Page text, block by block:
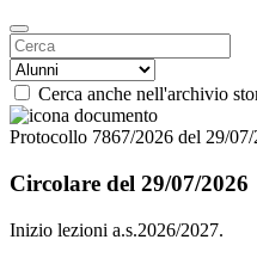
Cerca anche nell'archivio
Protocollo 7867/2026 del 29/
Circolare del 29/07/2026
Inizio lezioni a.s.2026/2027.